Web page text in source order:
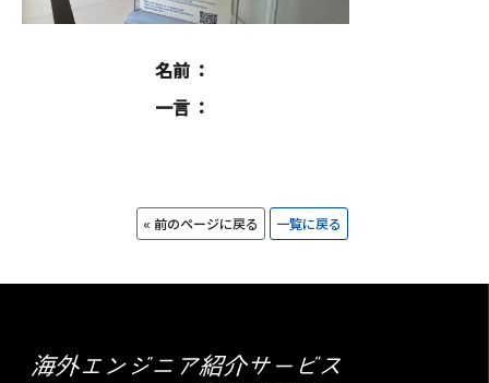
名前
一言
« 前のページに戻る 一覧に戻る